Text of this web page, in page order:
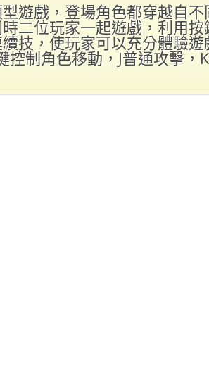
遊戲，登場角色都穿越自
二位玩家一起遊戲，利用
技，使玩家可以充分體驗
控制角色移動，J普通攻擊，